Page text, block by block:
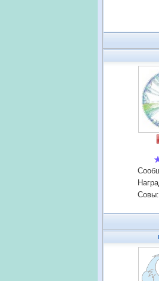
Совы: